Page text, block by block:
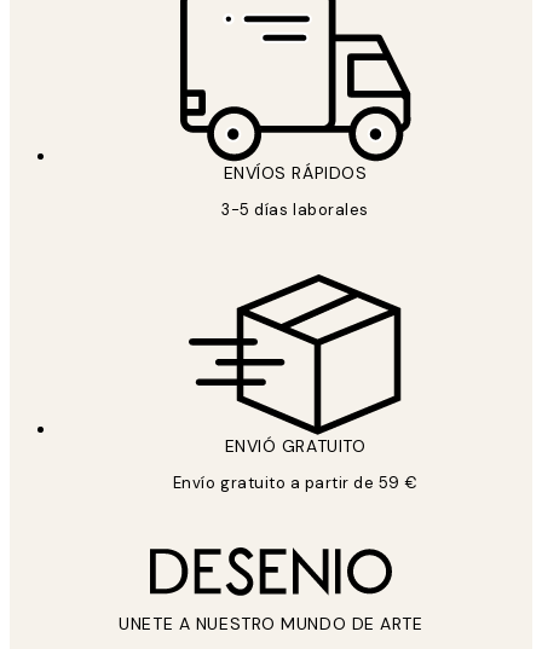
ENVÍOS RÁPIDOS
3-5 días laborales
ENVIÓ GRATUITO
Envío gratuito a partir de 59 €
UNETE A NUESTRO MUNDO DE ARTE